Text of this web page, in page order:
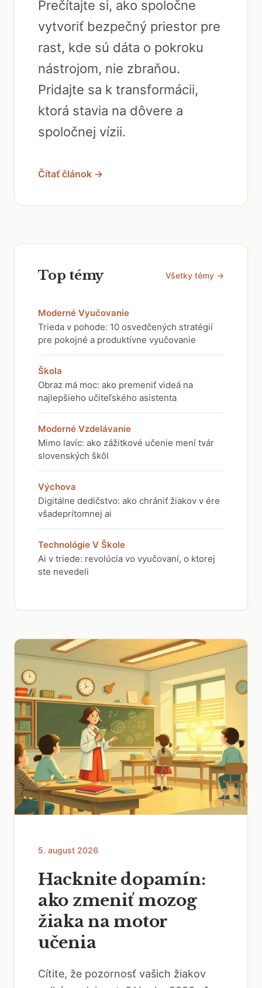
Prečítajte si, ako spoločne
vytvoriť bezpečný priestor pre
rast, kde sú dáta o pokroku
nástrojom, nie zbraňou.
Pridajte sa k transformácii,
ktorá stavia na dôvere a
spoločnej vízii.
Čítať článok →
Top témy Všetky témy →
Moderné Vyučovanie
Trieda v pohode: 10 osvedčených stratégií
pre pokojné a produktívne vyučovanie
Škola
Obraz má moc: ako premeniť videá na
najlepšieho učiteľského asistenta
Moderné Vzdelávanie
Mimo lavíc: ako zážitkové učenie mení tvár
slovenských škôl
Výchova
Digitálne dedičstvo: ako chrániť žiakov v ére
všadeprítomnej ai
Technológie V Škole
Ai v triede: revolúcia vo vyučovaní, o ktorej
ste nevedeli
5. august 2026
Hacknite dopamín:
ako zmeniť mozog
žiaka na motor
učenia
Cítite, že pozornosť vašich žiakov